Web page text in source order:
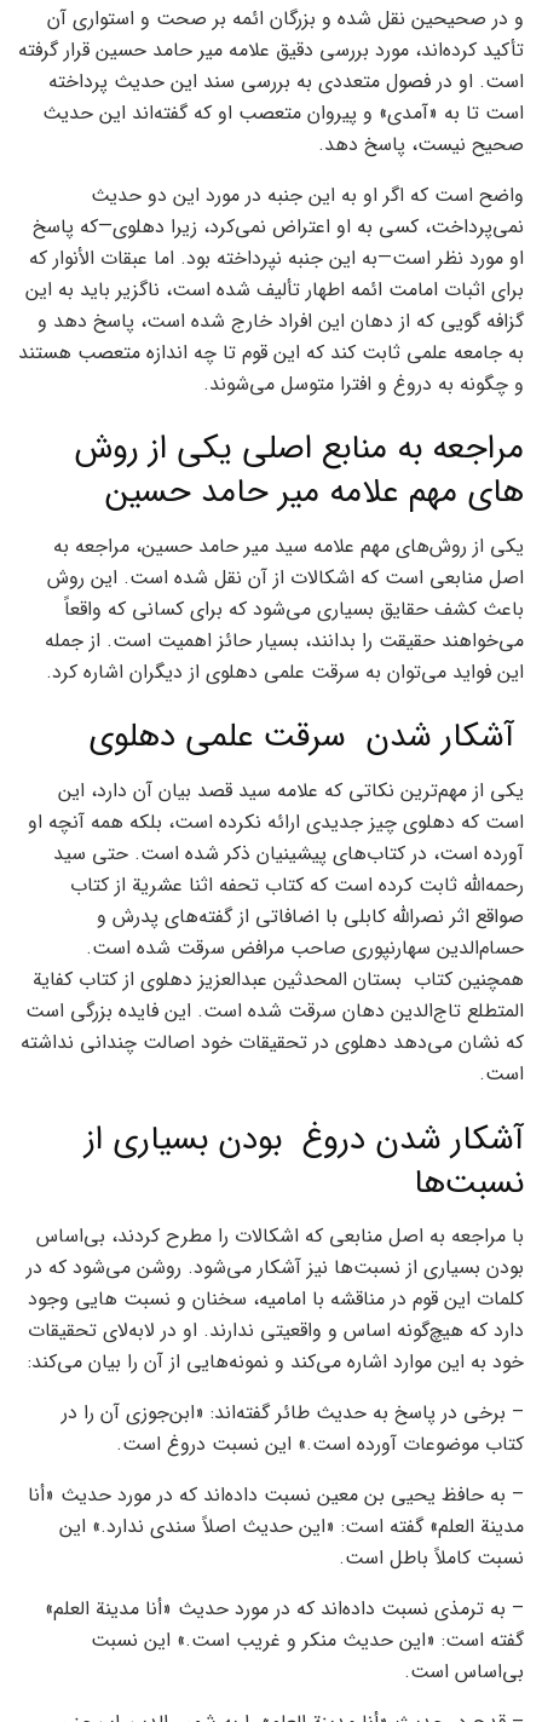
و در صحیحین نقل شده و بزرگان ائمه بر صحت و استواری آن
تأکید کرده‌اند، مورد بررسی دقیق علامه میر حامد حسین قرار گرفته
است. او در فصول متعددی به بررسی سند این حدیث پرداخته
است تا به «آمدی» و پیروان متعصب او که گفته‌اند این حدیث
صحیح نیست، پاسخ دهد.
واضح است که اگر او به این جنبه در مورد این دو حدیث
نمی‌پرداخت، کسی به او اعتراض نمی‌کرد، زیرا دهلوی—که پاسخ
او مورد نظر است—به این جنبه نپرداخته بود. اما عبقات الأنوار که
برای اثبات امامت ائمه اطهار تألیف شده است، ناگزیر باید به این
گزافه گویی که از دهان این افراد خارج شده است، پاسخ دهد و
به جامعه علمی ثابت کند که این قوم تا چه اندازه متعصب هستند
و چگونه به دروغ و افترا متوسل می‌شوند.
مراجعه به منابع اصلی یکی از روش
های مهم علامه میر حامد حسین
یکی از روش‌های مهم علامه سید میر حامد حسین، مراجعه به
اصل منابعی است که اشکالات از آن نقل شده است. این روش
باعث کشف حقایق بسیاری می‌شود که برای کسانی که واقعاً
می‌خواهند حقیقت را بدانند، بسیار حائز اهمیت است. از جمله
این فواید می‌توان به سرقت علمی دهلوی از دیگران اشاره کرد.
آشکار شدن سرقت علمی دهلوی
یکی از مهم‌ترین نکاتی که علامه سید قصد بیان آن دارد، این
است که دهلوی چیز جدیدی ارائه نکرده است، بلکه همه آنچه او
آورده است، در کتاب‌های پیشینیان ذکر شده است. حتی سید
رحمه‌الله ثابت کرده است که کتاب تحفه اثنا عشرية از کتاب
صواقع اثر نصرالله کابلی با اضافاتی از گفته‌های پدرش و
حسام‌الدین سهارنپوری صاحب مرافض سرقت شده است.
همچنین کتاب بستان المحدثین عبدالعزیز دهلوی از کتاب کفاية
المتطلع تاج‌الدین دهان سرقت شده است. این فایده بزرگی است
که نشان می‌دهد دهلوی در تحقیقات خود اصالت چندانی نداشته
است.
آشکار شدن دروغ بودن بسیاری از
نسبت‌ها
با مراجعه به اصل منابعی که اشکالات را مطرح کردند، بی‌اساس
بودن بسیاری از نسبت‌ها نیز آشکار می‌شود. روشن می‌شود که در
کلمات این قوم در مناقشه با امامیه، سخنان و نسبت هایی وجود
دارد که هیچ‌گونه اساس و واقعیتی ندارند. او در لابه‌لای تحقیقات
خود به این موارد اشاره می‌کند و نمونه‌هایی از آن را بیان می‌کند:
– برخی در پاسخ به حدیث طائر گفته‌اند: «ابن‌جوزی آن را در
کتاب موضوعات آورده است.» این نسبت دروغ است.
– به حافظ یحیی بن معین نسبت داده‌اند که در مورد حدیث «أنا
مدينة العلم» گفته است: «این حدیث اصلاً سندی ندارد.» این
نسبت کاملاً باطل است.
– به ترمذی نسبت داده‌اند که در مورد حدیث «أنا مدينة العلم»
گفته است: «این حدیث منکر و غریب است.» این نسبت
بی‌اساس است.